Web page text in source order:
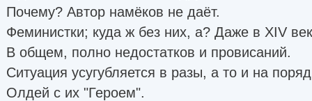
Почему? Автор намёков не даёт.
Феминистки; куда ж без них, а? Даже в XIV
В общем, полно недостатков и провисаний.
Ситуация усугубляется в разы, а то и на
Олдей с их "Героем".